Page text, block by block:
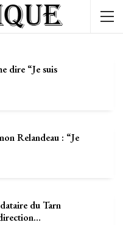
dire “Je suis
Relandeau : “Je
du Tarn